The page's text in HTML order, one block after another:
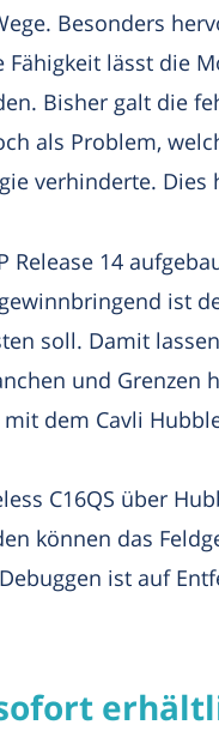
Besonders
Fähigkeit lässt die
Bisher galt die
als Problem,
verhinderte. Dies
Release 14
ist
soll. Damit
und Grenzen
dem Cavli
C16QS über
können das
ist auf